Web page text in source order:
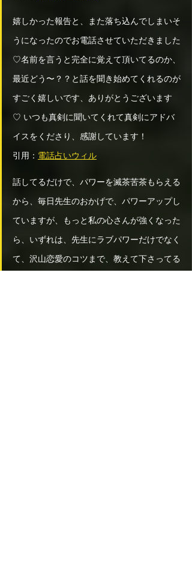
嬉しかった報告と、また落ち込んでしまいそ
うになったのでお電話させていただきました
♡名前を言うと完全に覚えて頂いてるのか、
最近どう〜？？と話を聞き始めてくれるのが
すごく嬉しいです、ありがとうございます
♡ いつも真剣に聞いてくれて真剣にアドバ
イスをくださり、感謝しています！
引用： 電話占いウィル
話してるだけで、パワーを滅茶苦茶もらえる
から、毎日先生のおかげで、パワーアップし
ていますが、もっと私の心さんが強くなった
ら、いずれは、先生にラブパワーだけでなく
て、沢山恋愛のコツまで、教えて下さってる